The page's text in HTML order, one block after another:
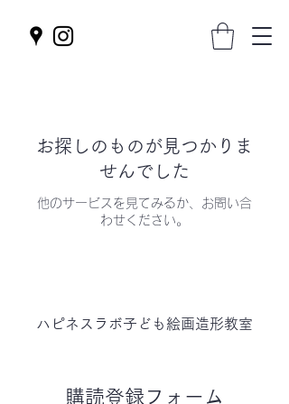
お探しのものが見つかりま
せんでした
他のサービスを見てみるか、お問い合
わせください。
ハピネスラボ子ども絵画造形教室
購読登録フォーム